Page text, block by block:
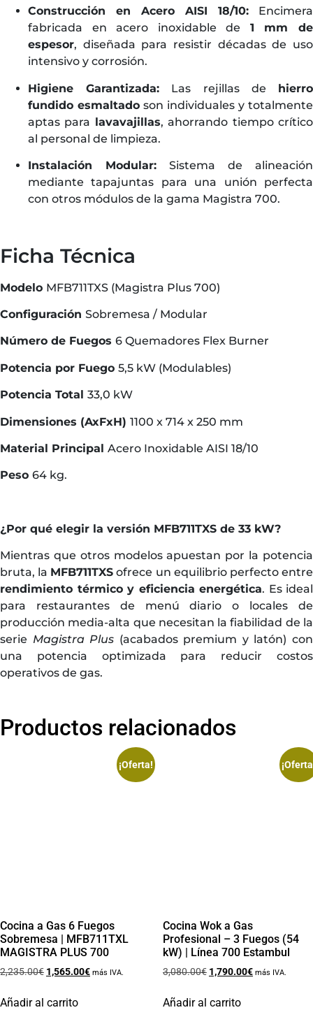
Construcción en Acero AISI 18/10: Encimera
fabricada en acero inoxidable de 1 mm de
espesor, diseñada para resistir décadas de uso
intensivo y corrosión.
Higiene Garantizada: Las rejillas de hierro
fundido esmaltado son individuales y totalmente
aptas para lavavajillas, ahorrando tiempo crítico
al personal de limpieza.
Instalación Modular: Sistema de alineación
mediante tapajuntas para una unión perfecta
con otros módulos de la gama Magistra 700.
Ficha Técnica
Modelo MFB711TXS (Magistra Plus 700)
Configuración Sobremesa / Modular
Número de Fuegos 6 Quemadores Flex Burner
Potencia por Fuego 5,5 kW (Modulables)
Potencia Total 33,0 kW
Dimensiones (AxFxH) 1100 x 714 x 250 mm
Material Principal Acero Inoxidable AISI 18/10
Peso 64 kg.
¿Por qué elegir la versión MFB711TXS de 33 kW?
Mientras que otros modelos apuestan por la potencia
bruta, la MFB711TXS ofrece un equilibrio perfecto entre
rendimiento térmico y eficiencia energética. Es ideal
para restaurantes de menú diario o locales de
producción media-alta que necesitan la fiabilidad de la
serie Magistra Plus (acabados premium y latón) con
una potencia optimizada para reducir costos
operativos de gas.
Productos relacionados
¡Oferta!
Cocina a Gas 6 Fuegos
Sobremesa | MFB711TXL
MAGISTRA PLUS 700
2,235.00€ 1,565.00€ más IVA.
Añadir al carrito
Cocina Wok a Gas
Profesional – 3 Fuegos (54
kW) | Línea 700 Estambul
3,080.00€ 1,790.00€ más IVA.
Añadir al carrito